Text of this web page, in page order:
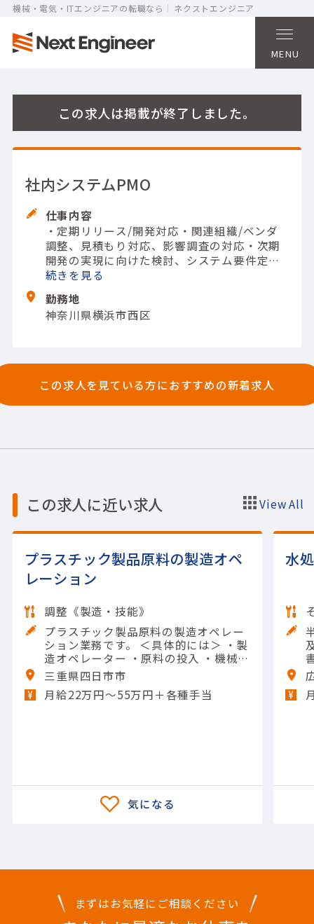
機械・電気・ITエンジニアの転職なら ネクストエンジニア
MENU
この求人は掲載が終了しました。
社内システムPMO
仕事内容
・定期リリース/開発対応 ・関連組織/ベンダ
調整、見積もり対応、影響調査の対応 ・次期
開発の実現に向けた検討、システム要件定義
の整理、IF調整等
対応、資料作成等
理・ベンダコントロール
せに対する調査、報告・不具合対応（故障、
アラート）【担当製品】(システム開発)その
他システム開発【使用ツール】Windows
続きを
勤務地
神奈川県横浜市西区
この求人を見ている方におすすめの新着求人
この求人に近い求人 View All
プラスチック製品原料の製造オペ
レーション
調整《製造・技能》
プラスチック製品原料の製造オペレー
ション業務です。 ＜具体的には＞ ・製
造オペレーター ・原料の投入 ・機械の
操作や清掃 ・メンテナンスなど 【担当
製品】(素材・素材加工品)石油化学製
品 【使用ツール】他 一般工具; Excel
三重県四日市市
月給22万円〜55万円＋各種手当
水
まずはお気軽にご相談ください